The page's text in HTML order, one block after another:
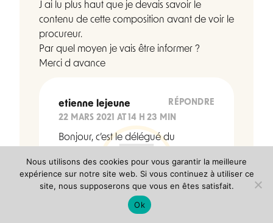
J ai lu plus haut que je devais savoir le
contenu de cette composition avant de voir le
procureur.
Par quel moyen je vais être informer ?
Merci d avance
etienne lejeune
22 MARS 2021 AT 14 H 23 MIN
RÉPONDRE
Bonjour, c’est le délégué du
proposition de peine. Si vous
l’acceptez il enverra la procédure au
président du tribunal pour
homologation. A bientôt sur ce blog,
Nous utilisons des cookies pour vous garantir la meilleure
expérience sur notre site web. Si vous continuez à utiliser ce
site, nous supposerons que vous en êtes satisfait.
Ok